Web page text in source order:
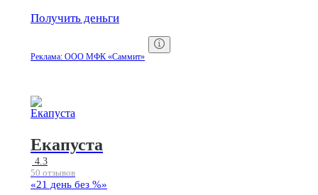
Получить деньги
Реклама: ООО МФК «Саммит»
Екапуста
4.3
50 отзывов
«21 день без %»